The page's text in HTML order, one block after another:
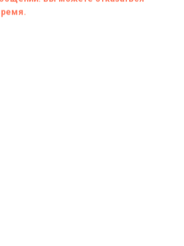
тесно и неизменно на
две темы:
‒ с неё
и «Огонек» начинается
а темами человеческого
внешнего насилия ‒ работами,
«Реквием», выставка
и ужасом существуют
«Беззащитный»,
работах из цикла «Чистое
занимает людская
«заброшены» во всех
огромного мира судьбой и
и назначено родиться и